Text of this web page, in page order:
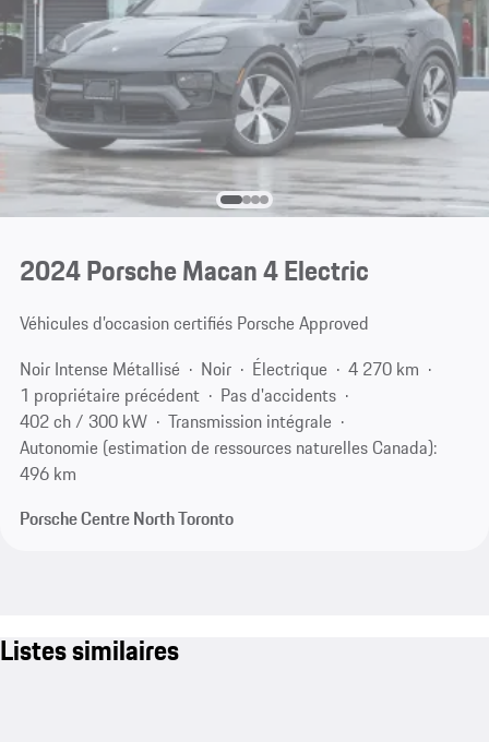
2024 Porsche Macan 4 Electric
Véhicules d’occasion certifiés Porsche Approved
Noir Intense Métallisé
Noir Électrique
4 270 km
1 propriétaire précédent
Pas d'accidents
402 ch / 300 kW
Transmission intégrale
Autonomie (estimation de ressources naturelles Canada):
496 km
Porsche Centre North Toronto
Listes similaires